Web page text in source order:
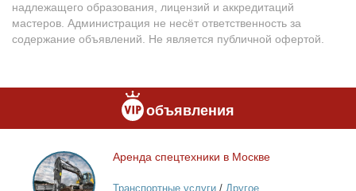
надлежащего образования, лицензий и аккредитаций
мастеров. Администрация не несёт ответственность за
содержание объявлений. Не является публичной офертой.
объявления
Аренда
спецтехники
Арен­да спец­тех­ни­ки в Москве
Транспортные услуги/ Другое